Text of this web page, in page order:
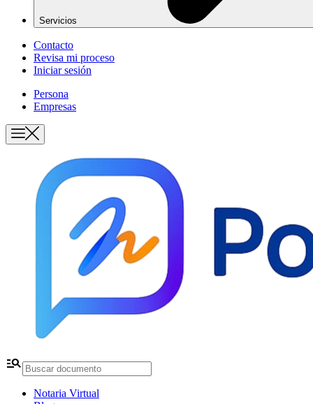
Servicios
Contacto
Revisa mi proceso
Iniciar sesión
Persona
Empresas
manage_search
Notaria Virtual